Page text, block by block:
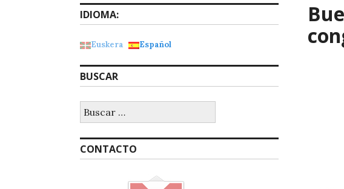
IDIOMA:
Euskera Español
BUSCAR
CONTACTO